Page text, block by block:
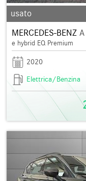
usato
MERCEDES-BENZ
e hybrid EQ Premium
2020
Elettrica/Benzina